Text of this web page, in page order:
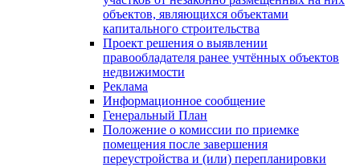
объектов, являющихся объектами
капитального строительства
Проект решения о выявлении
правообладателя ранее учтённых объектов
недвижимости
Реклама
Информационное сообщение
Генеральный План
Положение о комиссии по приемке
помещения после завершения
переустройства и (или) перепланировки